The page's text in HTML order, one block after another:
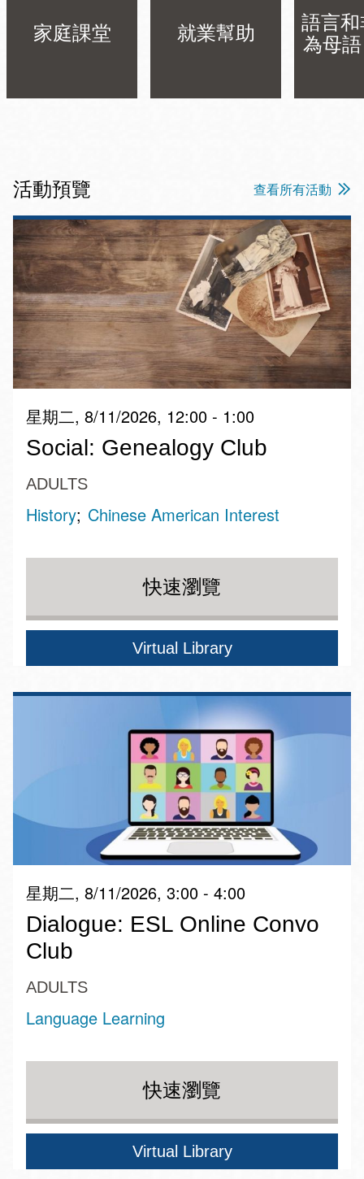
家庭課堂 就業幫助
語言
為母
活動預覽 查看所有活動
星期二, 8/11/2026, 12:00 - 1:00
Social: Genealogy Club
ADULTS
History Chinese American Interest
快速瀏覽
Virtual Library
星期二, 8/11/2026, 3:00 - 4:00
Dialogue: ESL Online Convo
Club
ADULTS
Language Learning
快速瀏覽
Virtual Library